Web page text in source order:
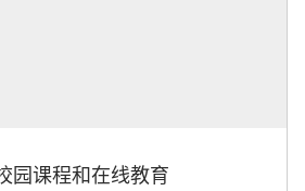
园课程和在线教育